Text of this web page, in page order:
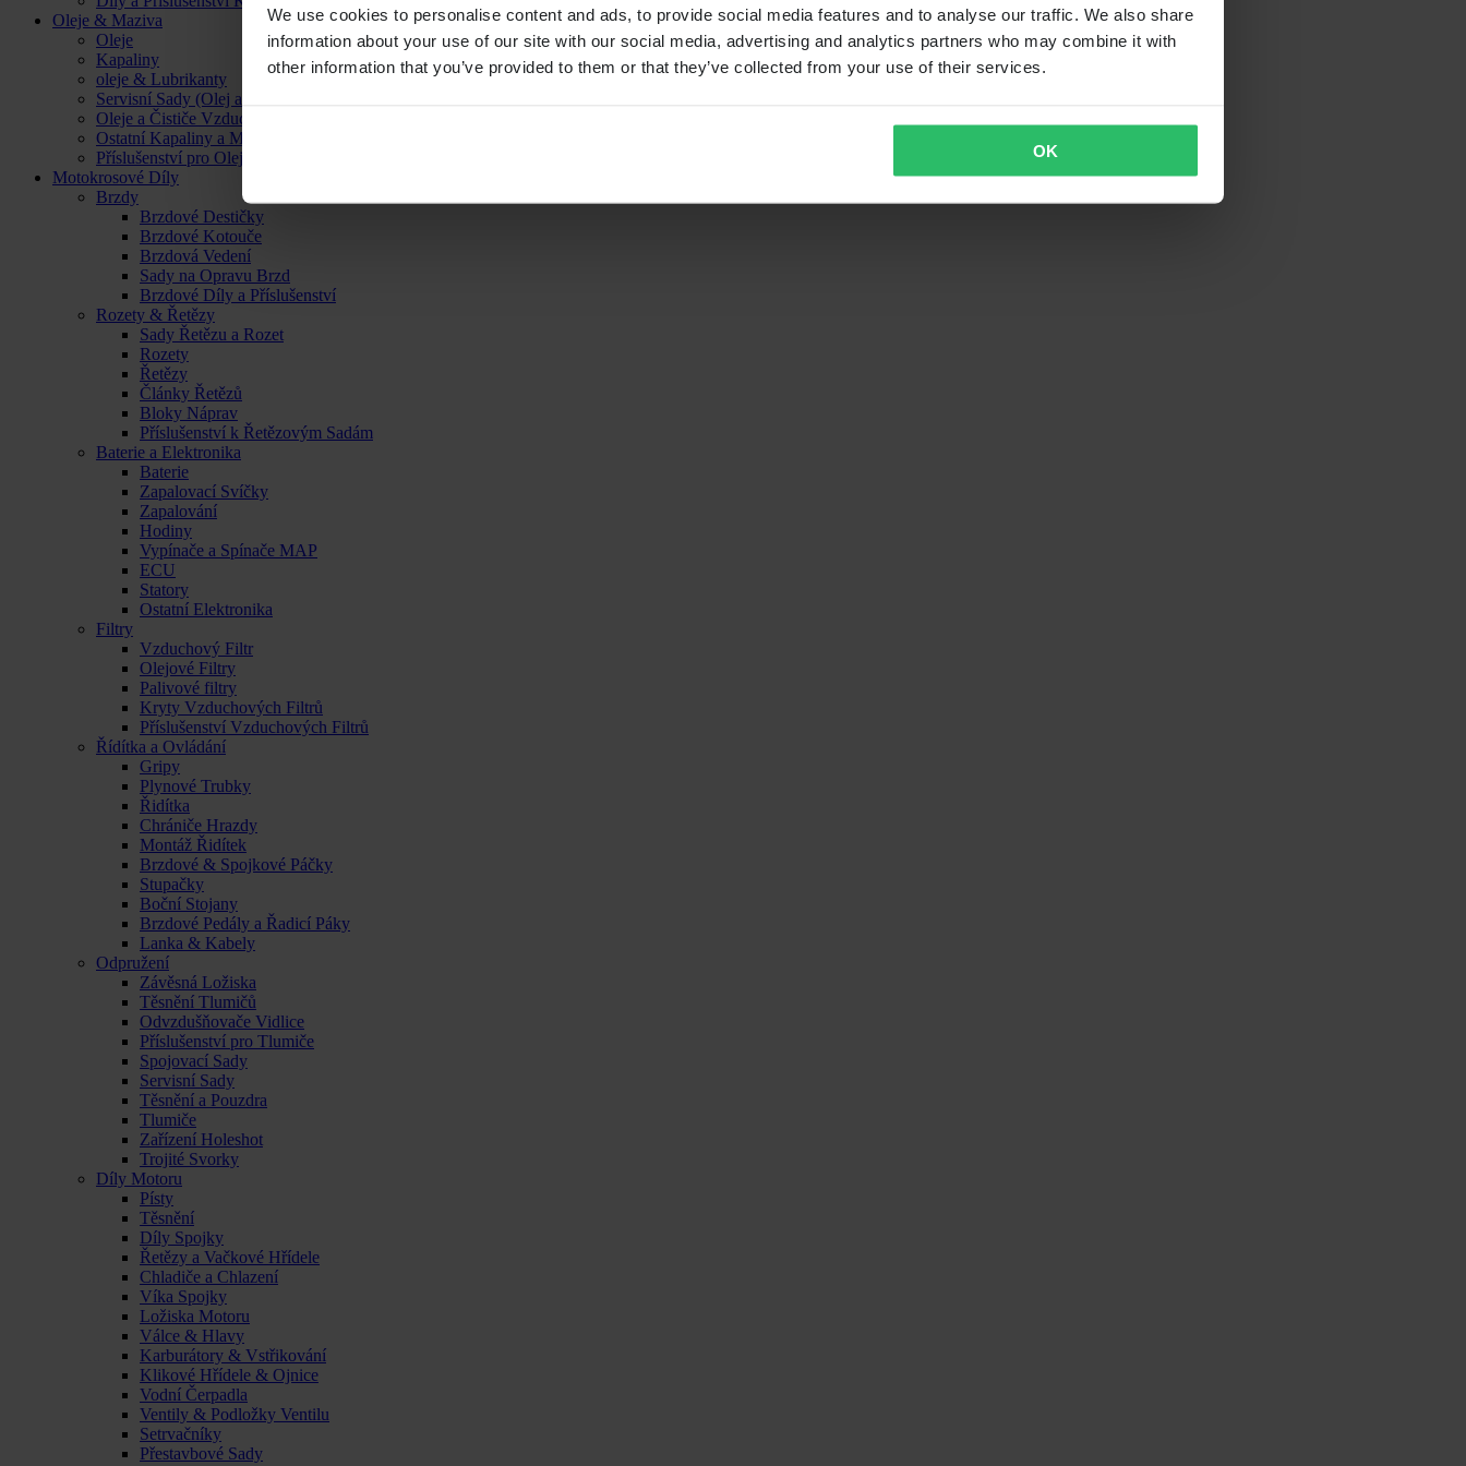
We use cookies to personalise content and ads, to provide social media features and to analyse our traffic. We also share
information about your use of our site with our social media, advertising and analytics partners who may combine it with
other information that you’ve provided to them or that they’ve collected from your use of their services.
OK
Oleje & Maziva
Oleje
Kapaliny
oleje & Lubrikanty
Servisní Sady (Olej a Filtr)
Oleje a Čističe Vzduchových Filtrů
Ostatní Kapaliny a Maziva
Příslušenství pro Oleje, Kapaliny a Maziva
Motokrosové Díly
Brzdy
Brzdové Destičky
Brzdové Kotouče
Brzdová Vedení
Sady na Opravu Brzd
Brzdové Díly a Příslušenství
Rozety & Řetězy
Sady Řetězu a Rozet
Rozety
Řetězy
Články Řetězů
Bloky Náprav
Příslušenství k Řetězovým Sadám
Baterie a Elektronika
Baterie
Zapalovací Svíčky
Zapalování
Hodiny
Vypínače a Spínače MAP
ECU
Statory
Ostatní Elektronika
Filtry
Vzduchový Filtr
Olejové Filtry
Palivové filtry
Kryty Vzduchových Filtrů
Příslušenství Vzduchových Filtrů
Řídítka a Ovládání
Gripy
Plynové Trubky
Řidítka
Chrániče Hrazdy
Montáž Řidítek
Brzdové & Spojkové Páčky
Stupačky
Boční Stojany
Brzdové Pedály a Řadicí Páky
Lanka & Kabely
Odpružení
Závěsná Ložiska
Těsnění Tlumičů
Odvzdušňovače Vidlice
Příslušenství pro Tlumiče
Spojovací Sady
Servisní Sady
Těsnění a Pouzdra
Tlumiče
Zařízení Holeshot
Trojité Svorky
Díly Motoru
Písty
Těsnění
Díly Spojky
Řetězy a Vačkové Hřídele
Chladiče a Chlazení
Víka Spojky
Ložiska Motoru
Válce & Hlavy
Karburátory & Vstřikování
Klikové Hřídele & Ojnice
Vodní Čerpadla
Ventily & Podložky Ventilu
Setrvačníky
Přestavbové Sady